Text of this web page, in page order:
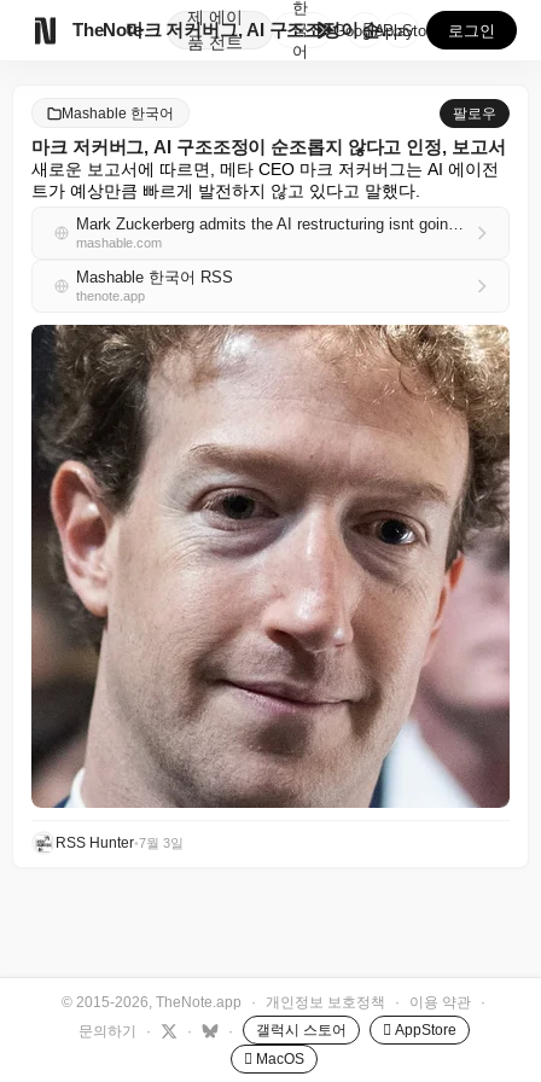
TheNote
제
품
에이
전트
마크 저커버그, AI 구조조정이 순조롭지 않다고 인정,...
한
국
어
GooglePlay
AppStore 로그인
Mashable 한국어 팔로우
마크 저커버그, AI 구조조정이 순조롭지 않다고 인정, 보고서
새로운 보고서에 따르면, 메타 CEO 마크 저커버그는 AI 에이전
트가 예상만큼 빠르게 발전하지 않고 있다고 말했다.
Mark Zuckerberg admits the AI restructuring isnt going all that great, report says
mashable.com
Mashable 한국어 RSS
thenote.app
RSS Hunter•7월 3일
© 2015-2026, TheNote.app · 개인정보 보호정책 · 이용 약관
·
문의하기
· · · 갤럭시 스토어
 AppStore
 MacOS